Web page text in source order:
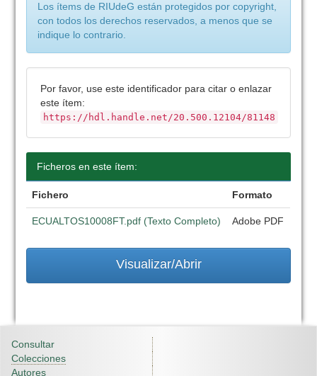
Los ítems de RIUdeG están protegidos por copyright,
con todos los derechos reservados, a menos que se
indique lo contrario.
Por favor, use este identificador para citar o enlazar
este ítem:
https://hdl.handle.net/20.500.12104/81148
Ficheros en este ítem:
Fichero Formato
ECUALTOS10008FT.pdf (Texto Completo) Adobe PDF
Visualizar/Abrir
Consultar
Colecciones
Autores